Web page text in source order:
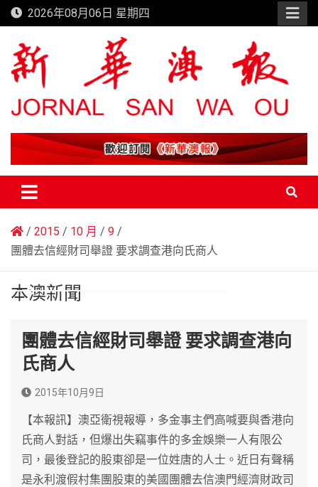
Skip
to
content
2026年08月06日 星期四
新華澳報
2015 10 月
9
團體去信經財司舉證 要求調查港向氏商人
本澳新聞
團體去信經財司舉證 要求調查港向
氏商人
2015年10月9日
【本報訊】澳亞衛視報導，多金事主們高喊要與香港向
氏商人對話，但爆出失竊事件的多金娛樂一人有限公
司，最後登記的股東卻是一位姓唐的人士。近日有聲稱
是永利渡假村集團股東的美國團體去信澳門經濟財政司